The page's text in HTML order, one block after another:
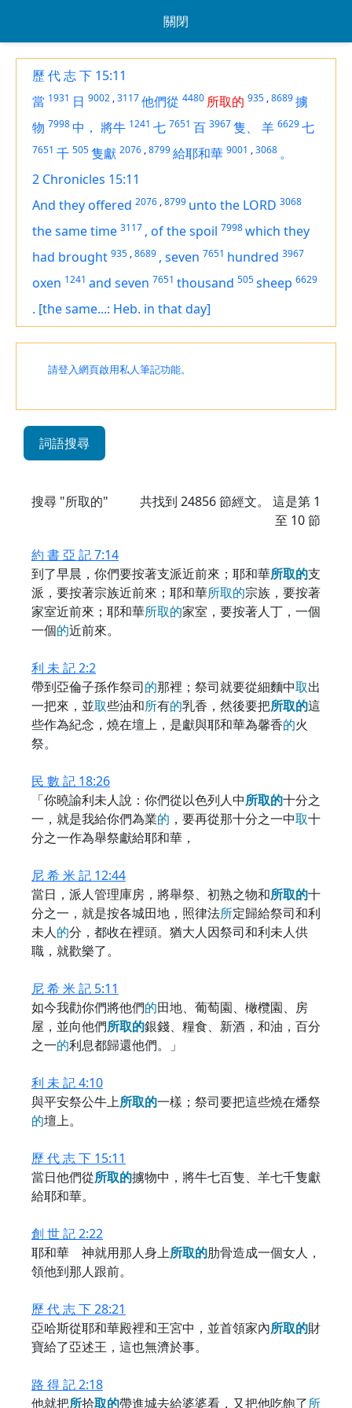
關閉
歷 代 志 下 15:11
當 1931 日 9002 ,3117他們從 4480 所取的 935 ,8689擄
物 7998中， 將牛 1241 七 7651 百 3967隻、 羊 6629七
7651 千 505隻獻 2076 ,8799給耶和華 9001 ,3068 。
2 Chronicles 15:11
And they offered 2076 ,8799 unto the LORD 3068
the same time 3117 , of the spoil 7998which they
had brought 935 ,8689 , seven 7651 hundred 3967
oxen 1241 and seven 7651 thousand 505sheep 6629
. [the same...: Heb. in that day]
請登入網頁啟用私人筆記功能。
詞語搜尋
搜尋 "所取的" 共找到 24856節經文。 這是第 1
至 10 節
約 書 亞 記 7:14
到了早晨，你們要按著支派近前來；耶和華所取的支
派，要按著宗族近前來；耶和華所取的宗族，要按著
家室近前來；耶和華所取的家室，要按著人丁，一個
一個的近前來。
利 未 記 2:2
帶到亞倫子孫作祭司的那裡；祭司就要從細麵中取出
一把來，並取些油和所有的乳香，然後要把所取的這
些作為紀念，燒在壇上，是獻與耶和華為馨香的火
祭。
民 數 記 18:26
「你曉諭利未人說：你們從以色列人中所取的十分之
一，就是我給你們為業的 ，要再從那十分之一中取十
分之一作為舉祭獻給耶和華，
尼 希 米 記 12:44
當日，派人管理庫房，將舉祭、初熟之物和所取的十
分之一，就是按各城田地，照律法所定歸給祭司和利
未人的分，都收在裡頭。猶大人因祭司和利未人供
職，就歡樂了。
尼 希 米 記 5:11
如今我勸你們將他們的田地、葡萄園、橄欖園、房
屋，並向他們所取的銀錢、糧食、新酒，和油，百分
之一的利息都歸還他們。」
利 未 記 4:10
與平安祭公牛上所取的一樣；祭司要把這些燒在燔祭
的壇上。
歷 代 志 下 15:11
當日他們從所取的擄物中，將牛七百隻、羊七千隻獻
給耶和華。
創 世 記 2:22
耶和華 神就用那人身上所取的肋骨造成一個女人，
領他到那人跟前。
歷 代 志 下 28:21
亞哈斯從耶和華殿裡和王宮中，並首領家內所取的財
寶給了亞述王，這也無濟於事。
路 得 記 2:18
他就把所拾取的帶進城去給婆婆看，又把他吃飽了所